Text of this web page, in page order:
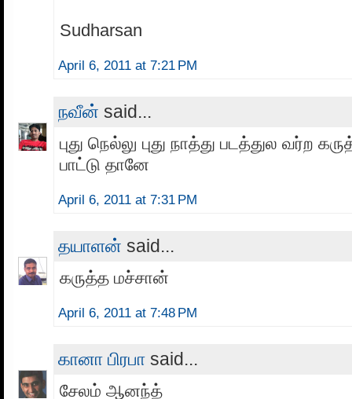
Sudharsan
April 6, 2011 at 7:21 PM
நவீன் said...
புது நெல்லு புது நாத்து படத்துல வர்ற
பாட்டு தானே
April 6, 2011 at 7:31 PM
தயாளன் said...
கருத்த மச்சான்
April 6, 2011 at 7:48 PM
கானா பிரபா said...
சேலம் ஆனந்த்